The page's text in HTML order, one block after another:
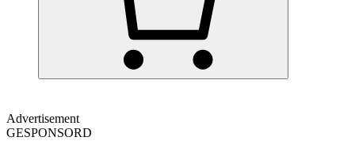
Advertisement
GESPONSORD